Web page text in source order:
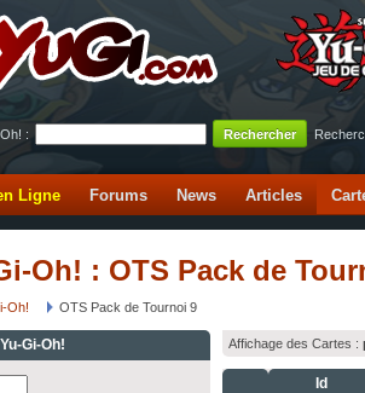
:
Ligne Forums News Articles
Oh! : OTS Pack de
Oh! OTS Pack de Tournoi 9
Gi-Oh! Affichage des Cartes :
Id